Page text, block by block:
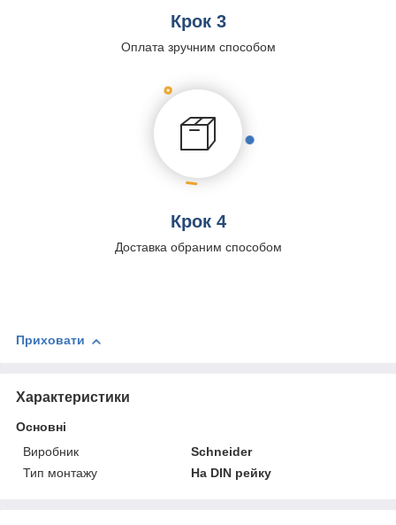
Крок 3
Оплата зручним способом
Крок 4
Доставка обраним способом
Приховати
Характеристики
Основні
Виробник
Schneider
Тип монтажу
На DIN рейку